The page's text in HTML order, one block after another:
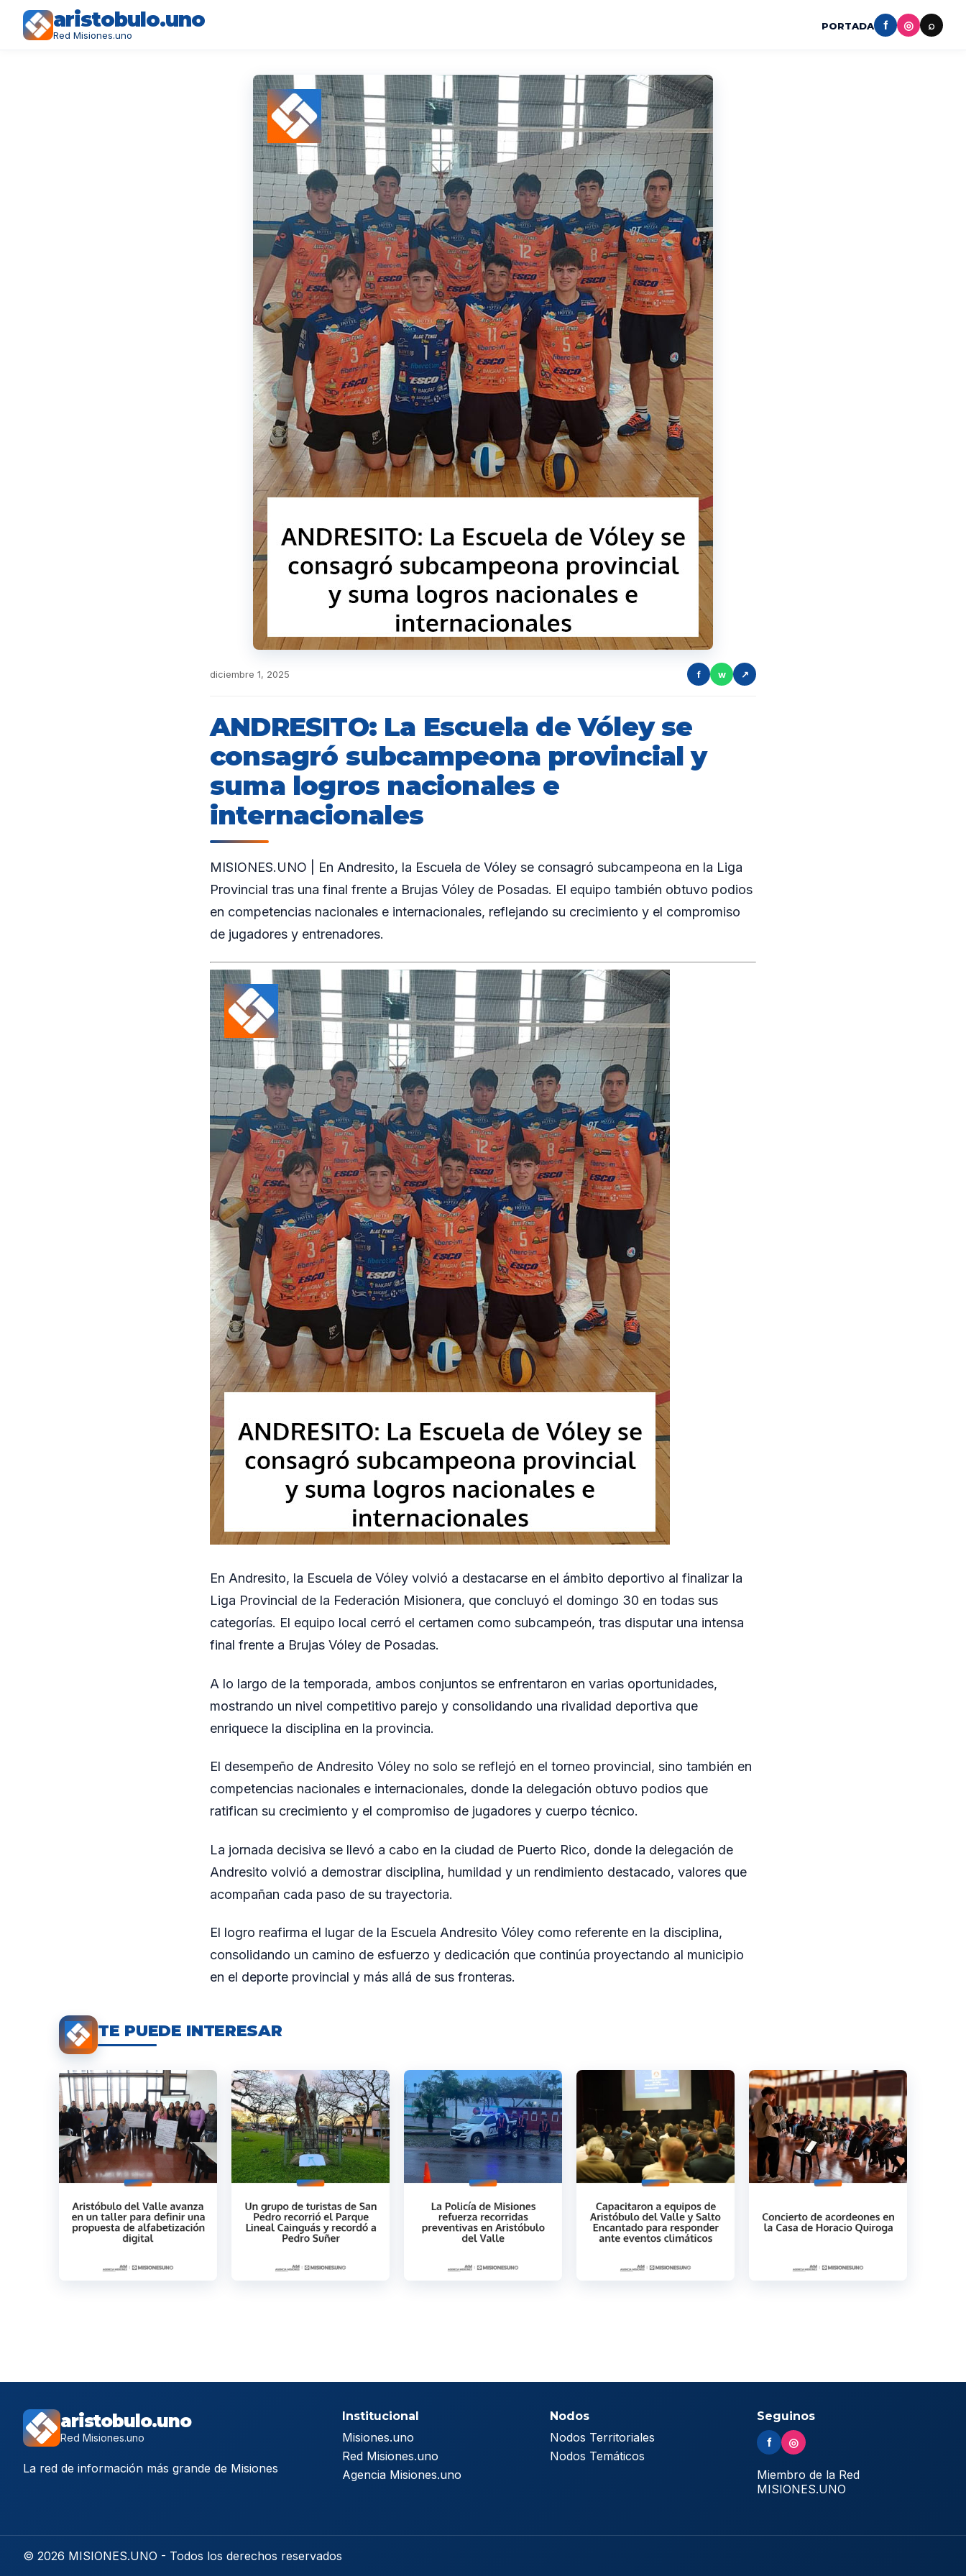
aristobulo.uno
Red Misiones.uno
PORTADA f ◎ ⌕
diciembre 1, 2025 f w ↗
ANDRESITO: La Escuela de Vóley se
consagró subcampeona provincial y
suma logros nacionales e
internacionales
MISIONES.UNO | En Andresito, la Escuela de Vóley se consagró subcampeona en la Liga
Provincial tras una final frente a Brujas Vóley de Posadas. El equipo también obtuvo podios
en competencias nacionales e internacionales, reflejando su crecimiento y el compromiso
de jugadores y entrenadores.
En Andresito, la Escuela de Vóley volvió a destacarse en el ámbito deportivo al finalizar la
Liga Provincial de la Federación Misionera, que concluyó el domingo 30 en todas sus
categorías. El equipo local cerró el certamen como subcampeón, tras disputar una intensa
final frente a Brujas Vóley de Posadas.
A lo largo de la temporada, ambos conjuntos se enfrentaron en varias oportunidades,
mostrando un nivel competitivo parejo y consolidando una rivalidad deportiva que
enriquece la disciplina en la provincia.
El desempeño de Andresito Vóley no solo se reflejó en el torneo provincial, sino también en
competencias nacionales e internacionales, donde la delegación obtuvo podios que
ratifican su crecimiento y el compromiso de jugadores y cuerpo técnico.
La jornada decisiva se llevó a cabo en la ciudad de Puerto Rico, donde la delegación de
Andresito volvió a demostrar disciplina, humildad y un rendimiento destacado, valores que
acompañan cada paso de su trayectoria.
El logro reafirma el lugar de la Escuela Andresito Vóley como referente en la disciplina,
consolidando un camino de esfuerzo y dedicación que continúa proyectando al municipio
en el deporte provincial y más allá de sus fronteras.
TE PUEDE INTERESAR
aristobulo.uno
Red Misiones.uno
La red de información más grande de Misiones
Institucional
Misiones.uno
Red Misiones.uno
Agencia Misiones.uno
Nodos
Nodos Territoriales
Nodos Temáticos
Seguinos
f ◎
Miembro de la Red
MISIONES.UNO
© 2026 MISIONES.UNO - Todos los derechos reservados